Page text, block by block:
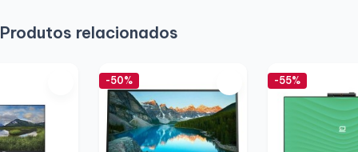
Produtos relacionados
-50% -55%